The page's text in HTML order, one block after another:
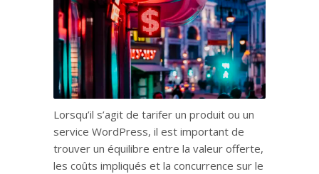
Lorsqu’il s’agit de tarifer un produit ou un
service WordPress, il est important de
trouver un équilibre entre la valeur offerte,
les coûts impliqués et la concurrence sur le